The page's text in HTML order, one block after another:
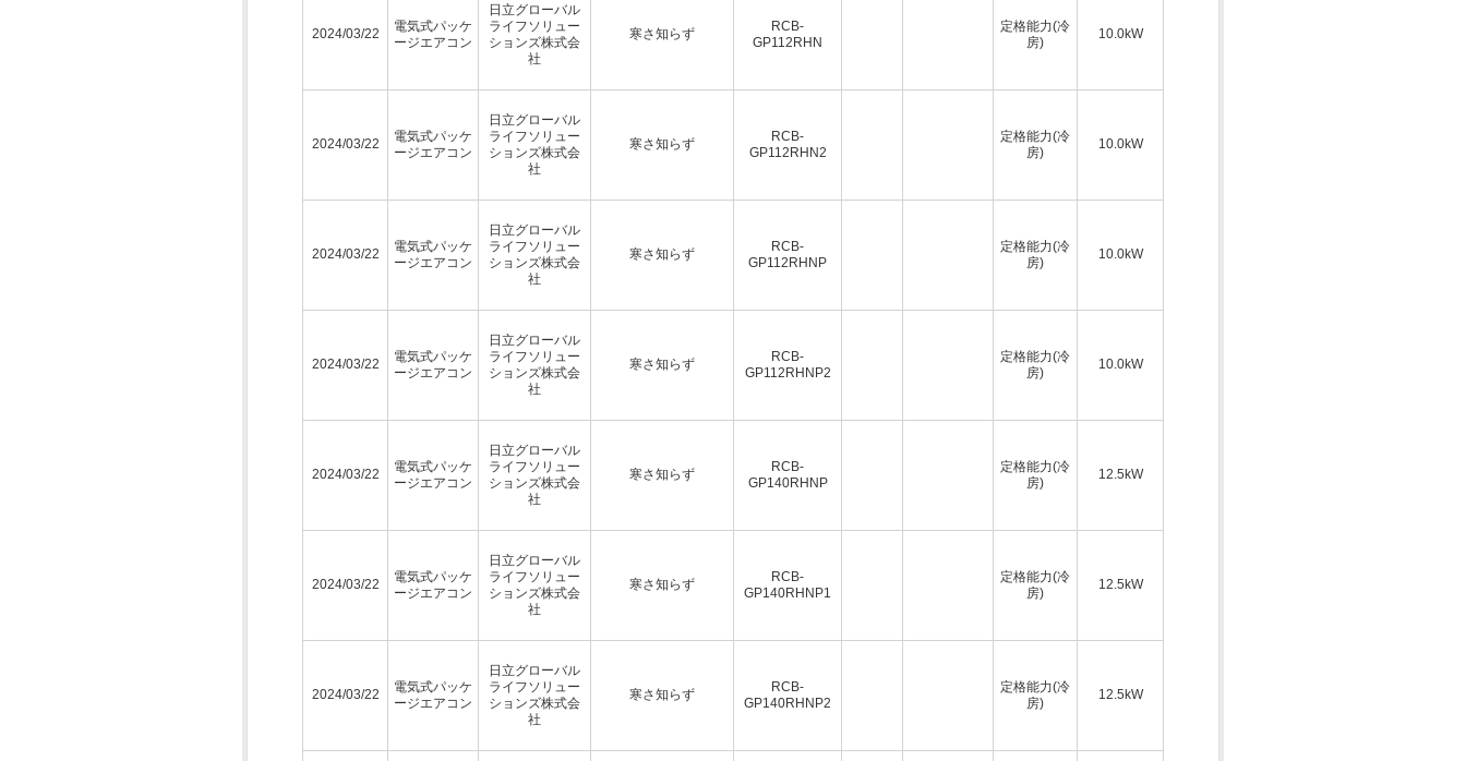
2024/03/22
電気式パッケ
ージエアコン
日立グローバル
ライフソリュー
ションズ株式会
社
寒さ知らず
RCB-
GP112RHN
定格能力(冷
房)
10.0kW
2024/03/22
電気式パッケ
ージエアコン
日立グローバル
ライフソリュー
ションズ株式会
社
寒さ知らず
RCB-
GP112RHN2
定格能力(冷
房)
10.0kW
2024/03/22
電気式パッケ
ージエアコン
日立グローバル
ライフソリュー
ションズ株式会
社
寒さ知らず
RCB-
GP112RHNP
定格能力(冷
房)
10.0kW
2024/03/22
電気式パッケ
ージエアコン
日立グローバル
ライフソリュー
ションズ株式会
社
寒さ知らず
RCB-
GP112RHNP2
定格能力(冷
房)
10.0kW
2024/03/22
電気式パッケ
ージエアコン
日立グローバル
ライフソリュー
ションズ株式会
社
寒さ知らず
RCB-
GP140RHNP
定格能力(冷
房)
12.5kW
2024/03/22
電気式パッケ
ージエアコン
日立グローバル
ライフソリュー
ションズ株式会
社
寒さ知らず
RCB-
GP140RHNP1
定格能力(冷
房)
12.5kW
2024/03/22
電気式パッケ
ージエアコン
日立グローバル
ライフソリュー
ションズ株式会
社
寒さ知らず
RCB-
GP140RHNP2
定格能力(冷
房)
12.5kW